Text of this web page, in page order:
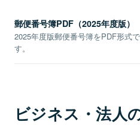
郵便番号簿PDF（2025年度版）
2025年度版郵便番号簿をPDF形式
す。
ビジネス・法人